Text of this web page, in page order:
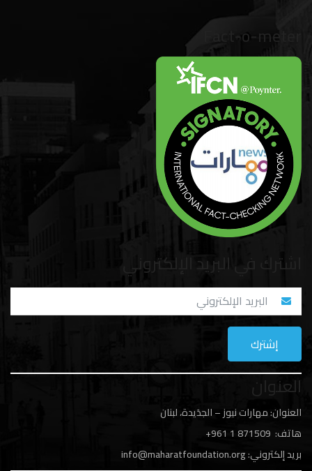
Fact-o-meter
اشترك في البريد الإلكتروني
العنوان
العنوان: مهارات نيوز – الجدَيدة، لبنان
هاتف: 1 871509 961+
بريد إلكتروني:info@maharatfoundation.org